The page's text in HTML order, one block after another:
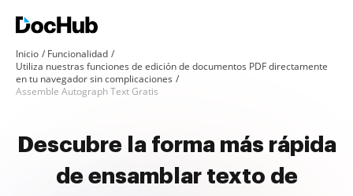
Inicio
Funcionalidad
Utiliza nuestras funciones de edición de documentos PDF directamente
en tu navegador sin complicaciones
Assemble Autograph Text Gratis
Descubre la forma más rápida
de ensamblar texto de